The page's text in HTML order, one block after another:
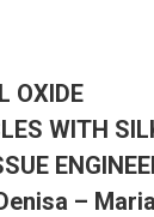
OXIDE
WITH
–